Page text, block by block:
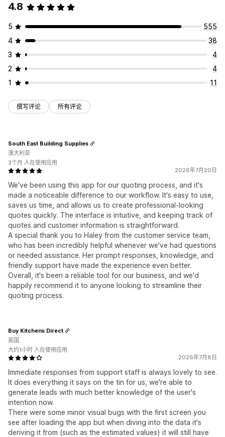
4.8
5
555
4
38
3
4
2
4
1
11
撰写评论 所有评论
2026年7月20日
We've been using this app for our quoting process, and it's
made a noticeable difference to our workflow. It's easy to use,
saves us time, and allows us to create professional-looking
quotes quickly. The interface is intuitive, and keeping track of
quotes and customer information is straightforward.
A special thank you to Haley from the customer service team,
who has been incredibly helpful whenever we've had questions
or needed assistance. Her prompt responses, knowledge, and
friendly support have made the experience even better.
Overall, it's been a reliable tool for our business, and we'd
happily recommend it to anyone looking to streamline their
quoting process.
South East Building Supplies
澳大利亚
3个月 人在使用应用
2026年7月8日
Immediate responses from support staff is always lovely to see.
It does everything it says on the tin for us, we're able to
generate leads with much better knowledge of the user's
intention now.
There were some minor visual bugs with the first screen you
see after loading the app but when diving into the data it's
deriving it from (such as the estimated values) it will still have
Buy Kitchens Direct
英国
大约1小时 人在使用应用